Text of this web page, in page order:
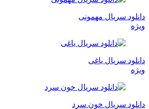
دانلود سریال مهمونی
ویژه
دانلود سریال یاغی
ویژه
دانلود سریال خون سرد